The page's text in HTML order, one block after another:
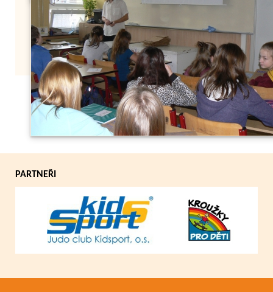
Zpět
PARTNEŘI